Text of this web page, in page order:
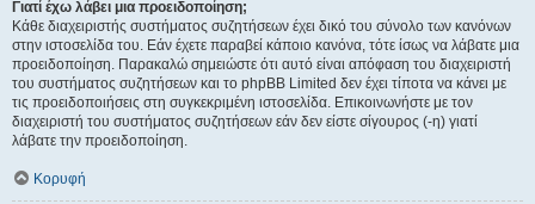
Γιατί έχω λάβει μια προειδοποίηση;
Κάθε διαχειριστής συστήματος συζητήσεων έχει δικό του σύνολο των κανόνων
στην ιστοσελίδα του. Εάν έχετε παραβεί κάποιο κανόνα, τότε ίσως να λάβατε μια
προειδοποίηση. Παρακαλώ σημειώστε ότι αυτό είναι απόφαση του διαχειριστή
του συστήματος συζητήσεων και το phpBB Limited δεν έχει τίποτα να κάνει με
τις προειδοποιήσεις στη συγκεκριμένη ιστοσελίδα. Επικοινωνήστε με τον
διαχειριστή του συστήματος συζητήσεων εάν δεν είστε σίγουρος (-η) γιατί
λάβατε την προειδοποίηση.
Κορυφή